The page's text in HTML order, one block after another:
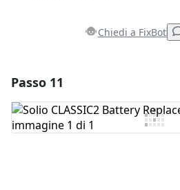
Chiedi a FixBot
Aggiungi Commento
Passo 11